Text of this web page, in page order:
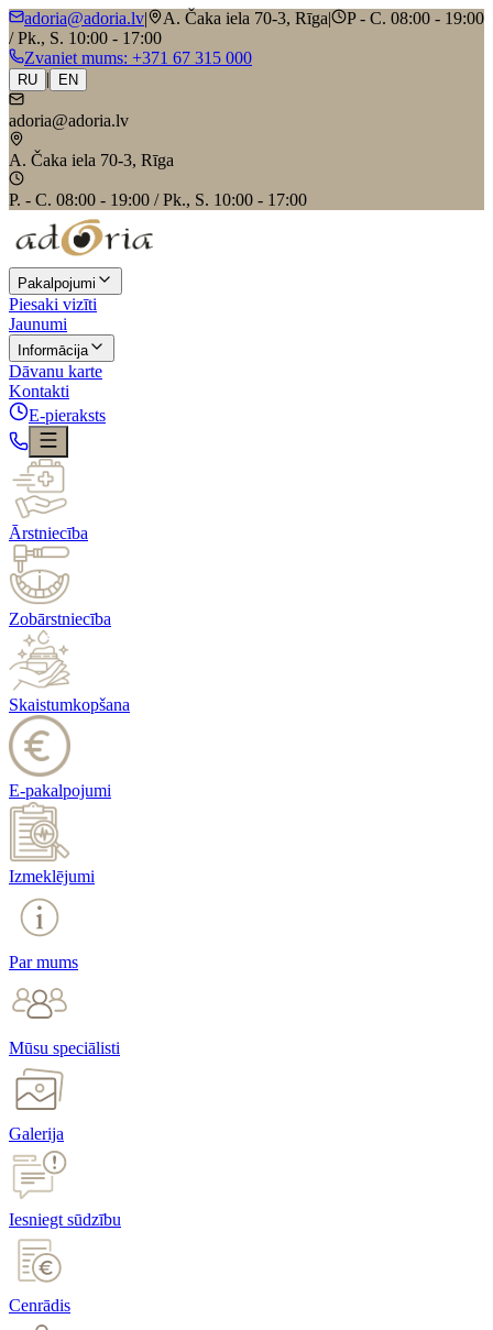
adoria@adoria.lv| A. Čaka iela 70-3, Rīga|
P - C. 08:00 - 19:00
/ Pk., S. 10:00 - 17:00
Zvaniet mums: +371 67 315 000
RU | EN
adoria@adoria.lv
A. Čaka iela 70-3, Rīga
P. - C. 08:00 - 19:00 / Pk., S. 10:00 - 17:00
Pakalpojumi
Piesaki vizīti
Jaunumi
Informācija
Dāvanu karte
Kontakti
E-pieraksts
Ārstniecība
Zobārstniecība
Skaistumkopšana
E-pakalpojumi
Izmeklējumi
Par mums
Mūsu speciālisti
Galerija
Iesniegt sūdzību
Cenrādis